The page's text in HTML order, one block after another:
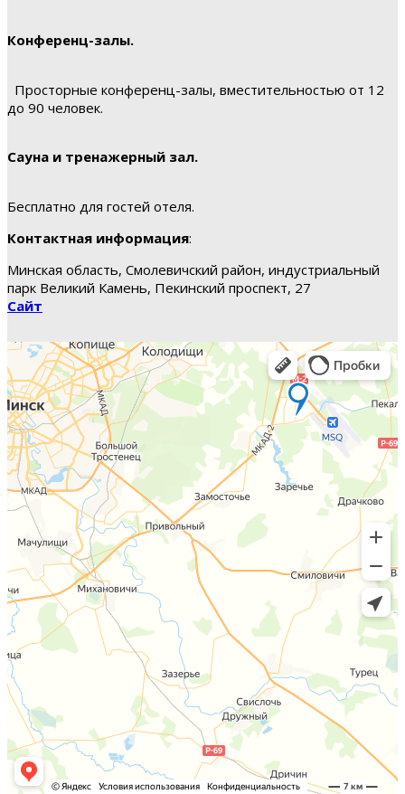
Конференц-залы.
Просторные конференц-залы, вместительностью от 12
до 90 человек.
Сауна и тренажерный зал.
Бесплатно для гостей отеля.
Контактная информация:
Минская область, Смолевичский район, индустриальный
парк Великий Камень, Пекинский проспект, 27
Сайт